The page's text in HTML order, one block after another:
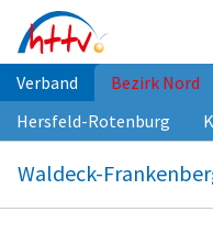
Inhalt
springen
Verband Bezirk Nord
Hersfeld-Rotenburg
Waldeck-